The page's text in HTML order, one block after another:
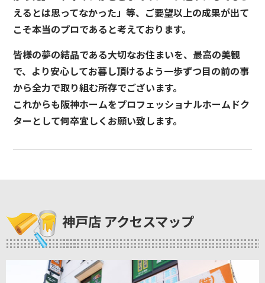
えるとは思ってなかった」等、ご要望以上の成果が出て
こそ本当のプロであると考えております。
皆様の夢の結晶である大切なお住まいを、最高の美観
で、より安心してお暮し頂けるよう一歩ずつ目の前の事
から全力で取り組む所存でございます。
これからも阪神ホームをプロフェッショナルホームドク
ターとして何卒宜しくお願い致します。
神戸店 アクセスマップ